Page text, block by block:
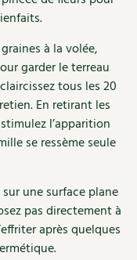
à la volée,
garder le terreau
tous les 20
En retirant les
l’apparition
se ressème seule
une surface plane
pas directement à
après quelques